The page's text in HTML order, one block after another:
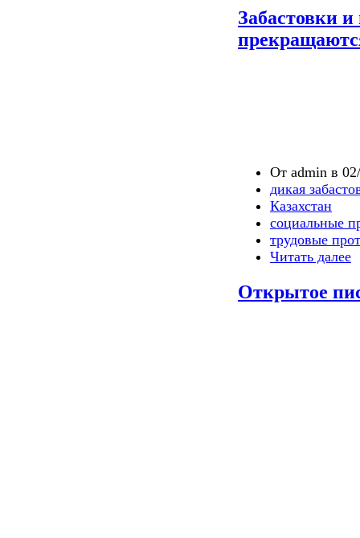
Забастовки
От admin в
дикая
Казахстан
социальные
трудовые
Читать далее
Открытое